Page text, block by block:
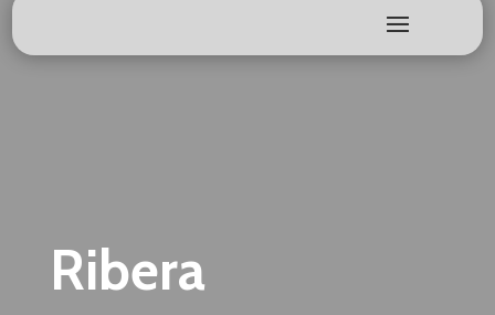
Ribera